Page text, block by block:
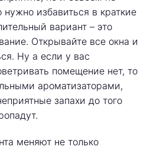
нужно избавиться в краткие
вариант – это
Открывайте все окна и
Ну а если у вас
помещение нет, то
ароматизаторами,
запахи до того
меняют не только